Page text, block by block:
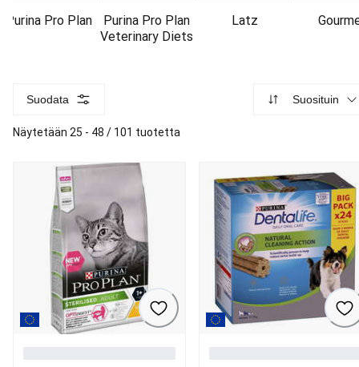
Purina Pro Plan
Purina Pro Plan
Veterinary Diets
Latz
Suodata Suosituin
Näytetään 25 - 48 / 101 tuotetta